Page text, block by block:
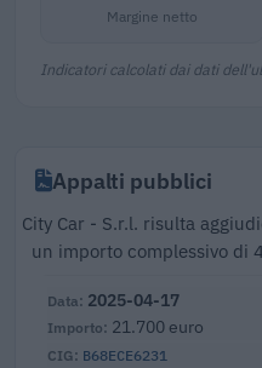
Margine netto
Indicatori calcolati dai dati
Appalti pubblici
City Car - S.r.l. risulta
un importo complessivo di
B68ECE6231
2025-04-17
21.700 euro